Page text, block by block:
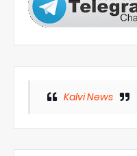
Kalvi News